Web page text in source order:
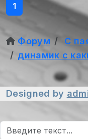
1
Форум
С
динамик с
Designed by
Поиск